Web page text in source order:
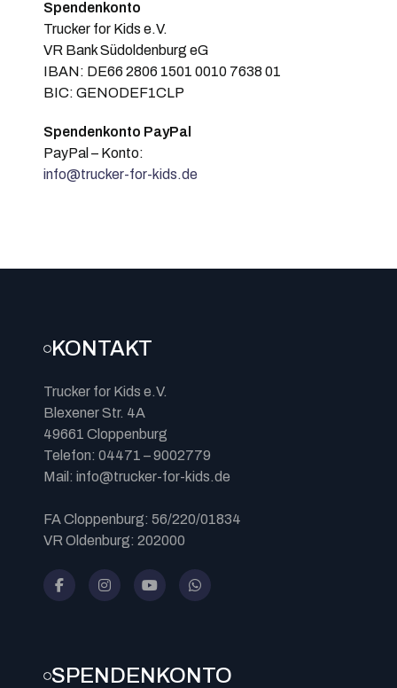
Spendenkonto
Trucker for Kids e.V.
VR Bank Südoldenburg eG
IBAN: DE66 2806 1501 0010 7638 01
BIC: GENODEF1CLP
Spendenkonto PayPal
PayPal – Konto:
info@trucker-for-kids.de
KONTAKT
Trucker for Kids e.V.
Blexener Str. 4A
49661 Cloppenburg
Telefon: 04471 – 9002779
Mail: info@trucker-for-kids.de
FA Cloppenburg: 56/220/01834
VR Oldenburg: 202000
SPENDENKONTO